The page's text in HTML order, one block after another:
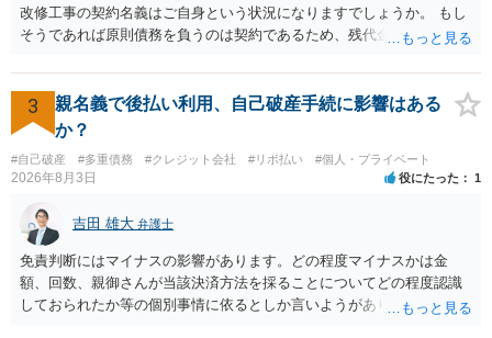
改修工事の契約名義はご自身という状況になりますでしょうか。 もし
そうであれば原則債務を負うのは契約であるため、残代金を捻出して
ます。 入籍した場合でも、原則契約者が単独で全ての債務を負うこと
には変わりがありません。 なかなか対応に難しい案件であり、公開の
場でアドバイスを行うのも限界があるように思われますので、資料等
を持参のうえ個別に弁護士に相談されることをお勧めします。
3
親名義で後払い利用、自己破産手続に影響はある
か？
#自己破産 #多重債務 #クレジット会社 #リボ払い #個人・プライベート
2026年8月3日 役にたった 1
吉田 雄大 弁護士
免責判断にはマイナスの影響があります。どの程度マイナスかは金
額、回数、親御さんが当該決済方法を採ることについてどの程度認識
しておられたか等の個別事情に依るとしか言いようがありません。 と